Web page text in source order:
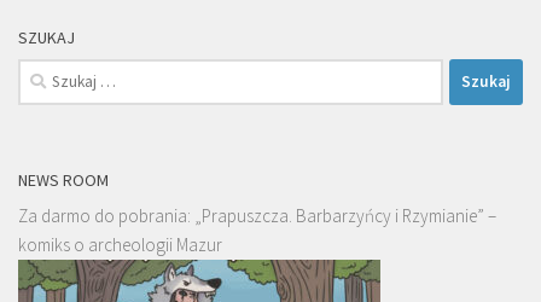
SZUKAJ
Szukaj:
NEWS ROOM
Za darmo do pobrania: „Prapuszcza. Barbarzyńcy i Rzymianie” –
komiks o archeologii Mazur